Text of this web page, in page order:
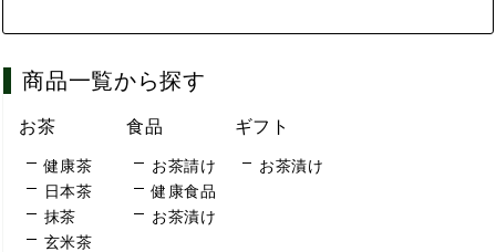
商品一覧から探す
お茶
健康茶
日本茶
抹茶
玄米茶
食品
お茶請け
健康食品
お茶漬け
ギフト
お茶漬け